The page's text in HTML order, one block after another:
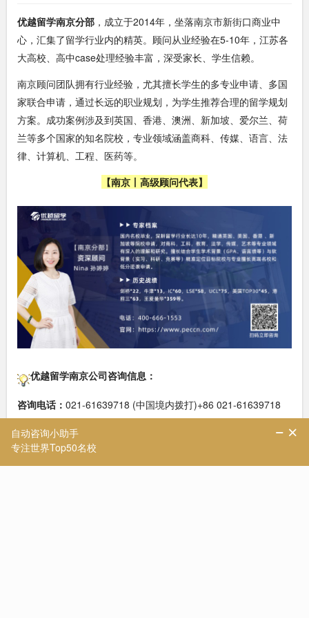
优越留学南京分部 ，成立于2014年，坐落南京市新街口商业中
心，汇集了留学行业内的精英。顾问从业经验在5-10年，江苏各
大高校、高中case处理经验丰富，深受家长、学生信赖。
南京顾问团队拥有行业经验，尤其擅长学生的多专业申请、多国
家联合申请，通过长远的职业规划，为学生推荐合理的留学规划
方案。成功案例涉及到英国、香港、澳洲、新加坡、爱尔兰、荷
兰等多个国家的知名院校，专业领域涵盖商科、传媒、语言、法
律、计算机、工程、医药等。
【南京丨高级顾问代表】
优越留学南京公司咨询信息：
咨询电话： 021-61639718 (中国境内拨打)+86 021-61639718
(中国以外地区拨打)
咨询地址：江苏省南京市中山东路18号国际贸易中心11楼C1 (地
铁1，2号线 新街口地铁站，步行2分钟)